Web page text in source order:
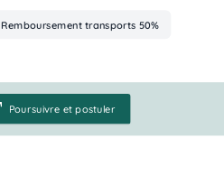
Advantages
Remboursement transports 50%
Poursuivre et postuler